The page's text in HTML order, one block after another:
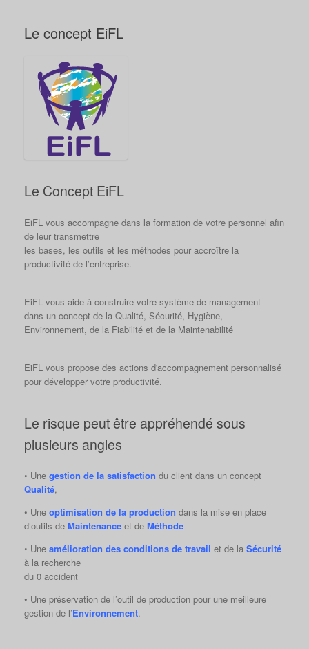
Le concept EiFL
Le Concept EiFL
EiFL vous accompagne dans la formation de votre personnel afin
de leur transmettre
les bases, les outils et les méthodes pour accroître la
productivité de l’entreprise.
EiFL vous aide à construire votre système de management
dans un concept de la Qualité, Sécurité, Hygiène,
Environnement, de la Fiabilité et de la Maintenabilité
EiFL vous propose des actions d'accompagnement personnalisé
pour développer votre productivité.
Le risque peut être appréhendé sous
plusieurs angles
• Une gestion de la satisfaction du client dans un concept
Qualité,
• Une optimisation de la production dans la mise en place
d’outils de Maintenance et de Méthode
• Une amélioration des conditions de travail et de la Sécurité
à la recherche
du 0 accident
• Une préservation de l’outil de production pour une meilleure
gestion de l’Environnement.